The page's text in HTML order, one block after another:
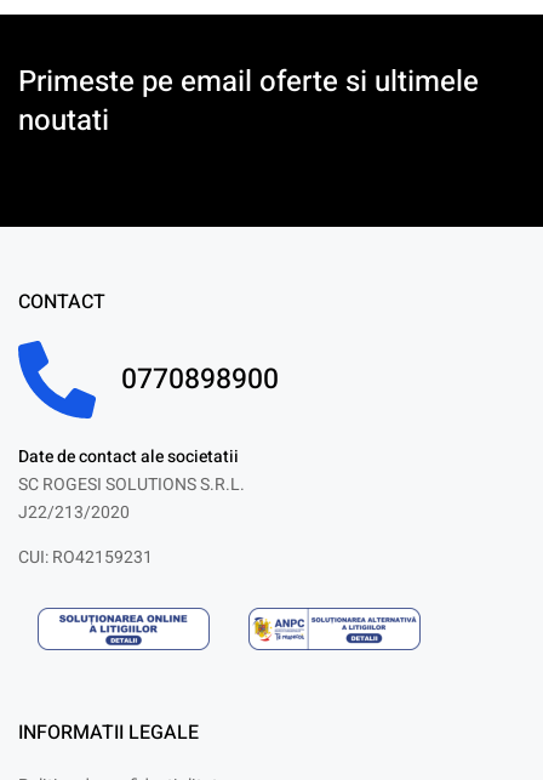
Primeste pe email oferte si ultimele
noutati
CONTACT
0770898900
Date de contact ale societatii
SC ROGESI SOLUTIONS S.R.L.
J22/213/2020
CUI: RO42159231
INFORMATII LEGALE